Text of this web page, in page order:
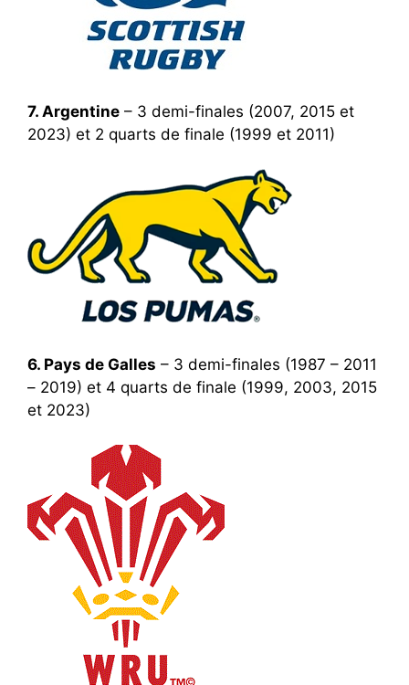
7. Argentine – 3 demi-finales (2007, 2015 et
2023) et 2 quarts de finale (1999 et 2011)
6. Pays de Galles – 3 demi-finales (1987 – 2011
– 2019) et 4 quarts de finale (1999, 2003, 2015
et 2023)